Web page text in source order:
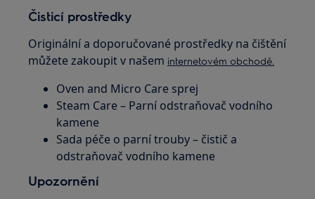
Čisticí prostředky
Originální a doporučované prostředky na čištění
můžete zakoupit v našem internetovém obchodě.
Oven and Micro Care sprej
Steam Care – Parní odstraňovač vodního
kamene
Sada péče o parní trouby – čistič a
odstraňovač vodního kamene
Upozornění